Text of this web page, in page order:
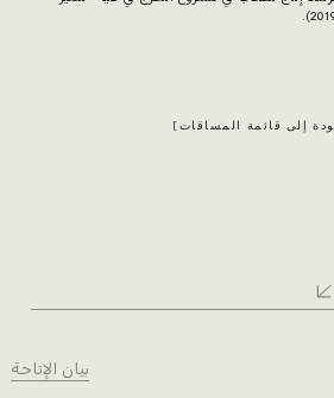
إلى قائمة المساقات
بيان الإتاحة